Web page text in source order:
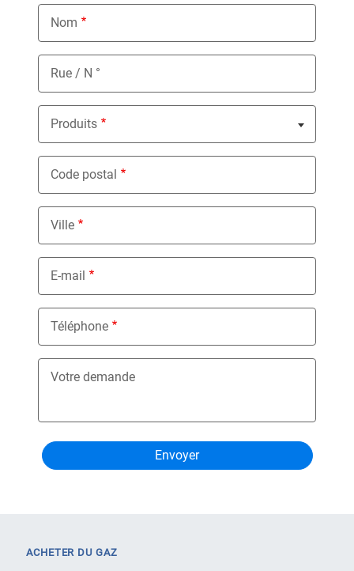
Nom
Rue / N °
Produits
Nothing selected
Code postal
Ville
E-mail
Téléphone
Votre demande
ACHETER DU GAZ